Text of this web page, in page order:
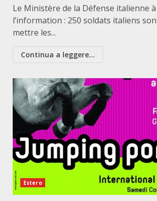
Le Ministère de la Défense italienne
l’information : 250 soldats italiens
mettre les...
Continua a leggere...
Estero